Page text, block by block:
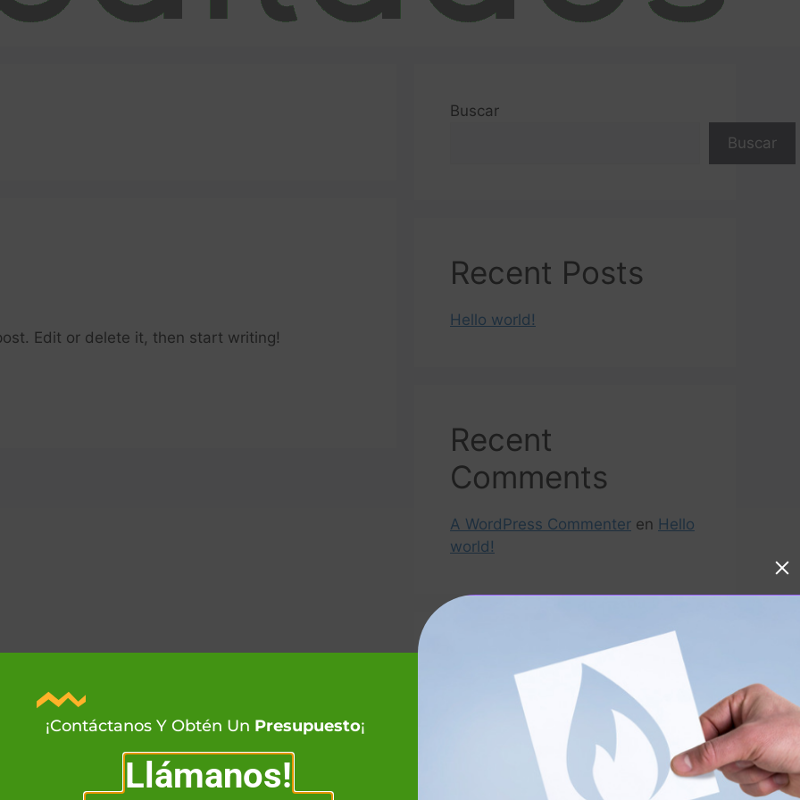
Edit or delete it, then start writing!
Buscar
Buscar
Recent Posts
Hello world!
Recent
Comments
A WordPress Commenter en Hello
world!
Archives
Abril 2023
¡Contáctanos Y Obtén Un Presupuesto¡
Llámanos!